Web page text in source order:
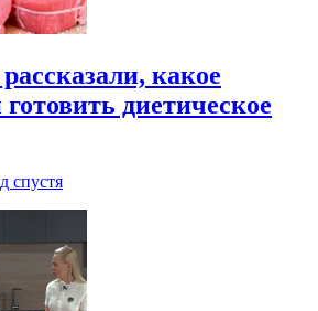
какое
диетическое
спустя